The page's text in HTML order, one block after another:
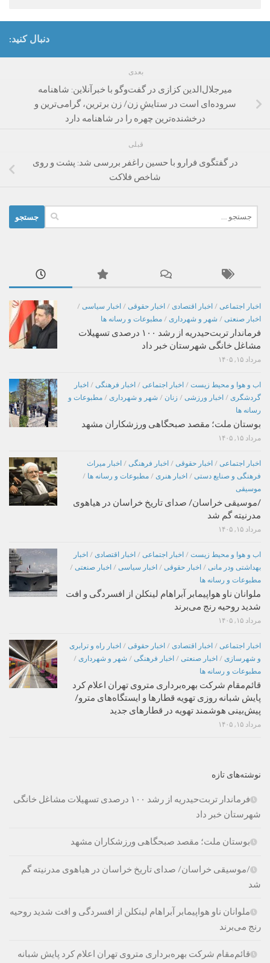
دنبال کنید:
بعدی
میرجلال‌الدین کزازی در گفت‌وگو با خبرآنلاین: شاهنامه
سروده‌ای است در ستایشِ زن/ زن برترین، گرامی‌ترین و
درخشنده‌ترین چهره را در شاهنامه دارد
قبلی
در گفتگوی فرارو با حسین راغفر بررسی شد: پشت و روی
شاخص فلاکت
برای:
اخبار اجتماعی / اخبار اقتصادی / اخبار حقوقی / اخبار سیاسی /
اخبار صنعتی / شهر و شهرداری / مطبوعات و رسانه ها
فرماندار تربت‌حیدریه از رشد ۱۰۰ درصدی تسهیلات
مشاغل خانگی شهرستان خبر داد
مرداد ۱۵, ۱۴۰۵
اب و هوا و محیط زیست / اخبار اجتماعی / اخبار فرهنگی / اخبار
گردشگری / اخبار ورزشی / زنان / شهر و شهرداری / مطبوعات و
رسانه ها
بوستان ملت؛ مقصد صبحگاهی ورزشکاران مشهد
مرداد ۱۵, ۱۴۰۵
اخبار اجتماعی / اخبار حقوقی / اخبار فرهنگی / اخبار میراث
فرهنگی و صنایع دستی / اخبار هنری / مطبوعات و رسانه ها /
موسیقی
/موسیقی خراسان/ صدای تاریخ خراسان در هیاهوی
مدرنیته گم شد
مرداد ۱۵, ۱۴۰۵
اب و هوا و محیط زیست / اخبار اجتماعی / اخبار اقتصادی / اخبار
بهداشتی ودر مانی / اخبار حقوقی / اخبار سیاسی / اخبار صنعتی /
مطبوعات و رسانه ها
ملوانان ناو هواپیمابر آبراهام لینکلن از افسردگی و افت
شدید روحیه رنج می‌برند
مرداد ۱۵, ۱۴۰۵
اخبار اجتماعی / اخبار اقتصادی / اخبار حقوقی / اخبار راه و ترابری
و شهرسازی / اخبار صنعتی / اخبار فرهنگی / شهر و شهرداری /
مطبوعات و رسانه ها
قائم‌مقام شرکت بهره‌برداری متروی تهران اعلام کرد
پایش شبانه روزی تهویه قطارها و ایستگاه‌های مترو/
پیش‌بینی هوشمند تهویه در قطارهای جدید
مرداد ۱۵, ۱۴۰۵
نوشته‌های تازه
فرماندار تربت‌حیدریه از رشد ۱۰۰ درصدی تسهیلات مشاغل خانگی
شهرستان خبر داد
بوستان ملت؛ مقصد صبحگاهی ورزشکاران مشهد
/موسیقی خراسان/ صدای تاریخ خراسان در هیاهوی مدرنیته گم
شد
ملوانان ناو هواپیمابر آبراهام لینکلن از افسردگی و افت شدید روحیه
رنج می‌برند
قائم‌مقام شرکت بهره‌برداری متروی تهران اعلام کرد پایش شبانه